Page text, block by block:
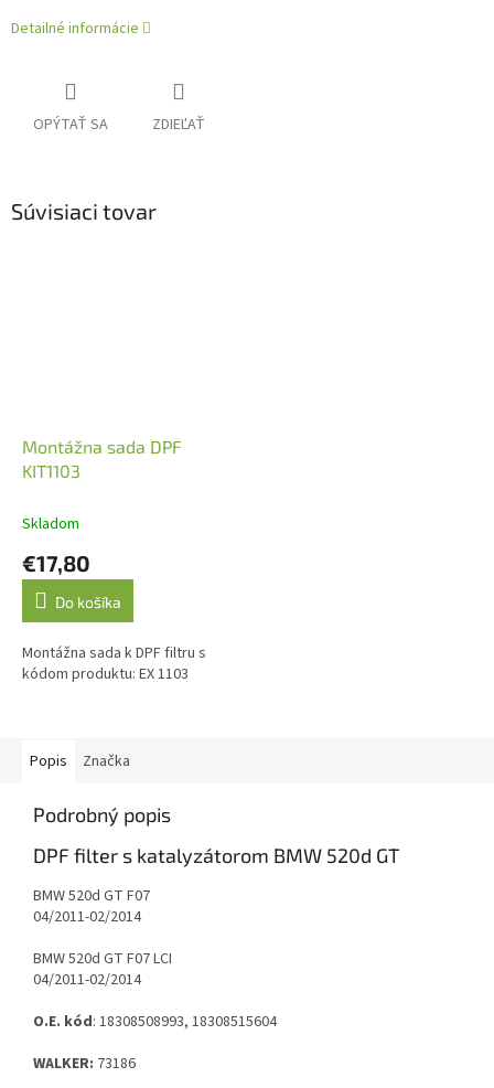
Detailné informácie
OPÝTAŤ SA ZDIEĽAŤ
Súvisiaci tovar
Montážna sada DPF
KIT1103
Skladom
€17,80
Do košíka
Montážna sada k DPF filtru s
kódom produktu: EX 1103
Popis Značka
Podrobný popis
DPF filter s katalyzátorom BMW 520d GT
BMW 520d GT F07
04/2011-02/2014
BMW 520d GT F07 LCI
04/2011-02/2014
O.E. kód: 18308508993, 18308515604
WALKER: 73186